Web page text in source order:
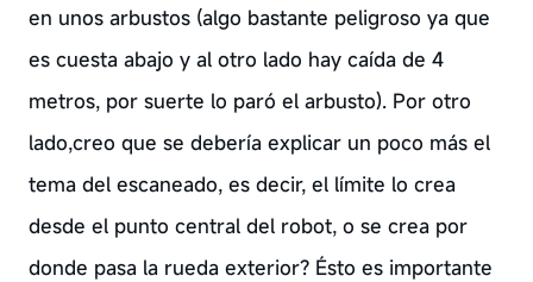
en unos arbustos (algo bastante peligroso ya que
es cuesta abajo y al otro lado hay caída de 4
metros, por suerte lo paró el arbusto). Por otro
lado,creo que se debería explicar un poco más el
tema del escaneado, es decir, el límite lo crea
desde el punto central del robot, o se crea por
donde pasa la rueda exterior? Ésto es importante